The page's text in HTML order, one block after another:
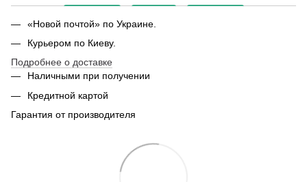
«Новой почтой» по Украине.
Курьером по Киеву.
Подробнее о доставке
Наличными при получении
Кредитной картой
Гарантия от производителя